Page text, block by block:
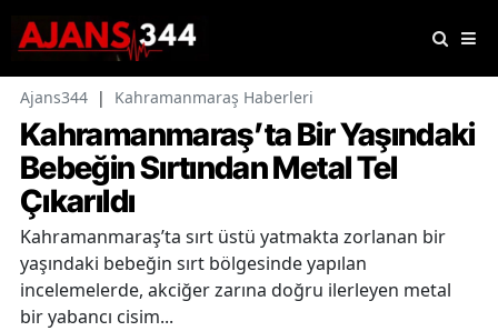
Ajans344 | Kahramanmaraş Haberleri
Kahramanmaraş’ta Bir Yaşındaki
Bebeğin Sırtından Metal Tel
Çıkarıldı
Kahramanmaraş’ta sırt üstü yatmakta zorlanan bir
yaşındaki bebeğin sırt bölgesinde yapılan
incelemelerde, akciğer zarına doğru ilerleyen metal
bir yabancı cisim...